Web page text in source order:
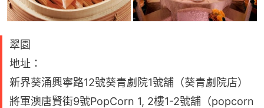
翠園
地址：
新界葵涌興寧路12號葵青劇院1號舖（葵青劇院店）
將軍澳唐賢街9號PopCorn 1, 2樓1-2號舖（popcorn